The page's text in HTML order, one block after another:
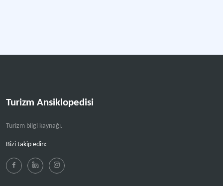
Turizm Ansiklopedisi
Turizm bilgi kaynağı.
Bizi takip edin: